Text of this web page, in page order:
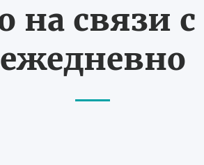
связи с
ежедневно